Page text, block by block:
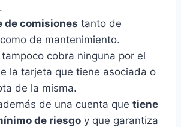
de comisiones tanto de
de mantenimiento.
cobra ninguna por el
la tarjeta que tiene asociada o
de la misma.
de una cuenta que tiene
de riesgo y que garantiza